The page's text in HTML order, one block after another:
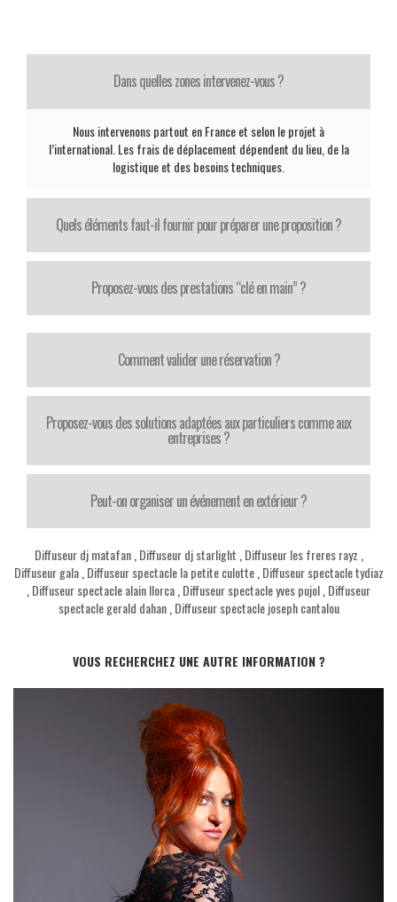
Dans quelles zones intervenez-vous ?
Nous intervenons partout en France et selon le projet à
l’international. Les frais de déplacement dépendent du lieu, de la
logistique et des besoins techniques.
Quels éléments faut-il fournir pour préparer une proposition ?
Proposez-vous des prestations “clé en main” ?
Comment valider une réservation ?
Proposez-vous des solutions adaptées aux particuliers comme aux
entreprises ?
Peut-on organiser un événement en extérieur ?
Diffuseur dj matafan, Diffuseur dj starlight Diffuseur les freres rayz
Diffuseur gala, Diffuseur spectacle la petite culotte, Diffuseur spectacle tydiaz
Diffuseur spectacle alain llorca Diffuseur spectacle yves pujol Diffuseur
spectacle gerald dahan, Diffuseur spectacle joseph cantalou
VOUS RECHERCHEZ UNE AUTRE INFORMATION ?